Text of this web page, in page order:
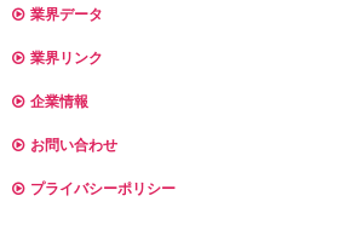
業界データ
業界リンク
企業情報
お問い合わせ
プライバシーポリシー